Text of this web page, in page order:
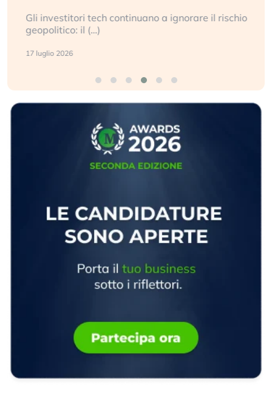
Gli investitori tech continuano a ignorare il rischio
geopolitico: il (…)
17 luglio 2026